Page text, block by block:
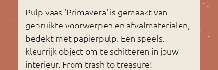
Pulp vaas 'Primavera' is gemaakt van
gebruikte voorwerpen en afvalmaterialen,
bedekt met papierpulp. Een speels,
kleurrijk object om te schitteren in jouw
interieur. From trash to treasure!